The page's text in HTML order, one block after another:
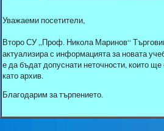
Уважаеми посетители,
Второ СУ „Проф. Никола Маринов“
актуализира с информацията за новата
е да бъдат допуснати неточности, които
като архив.
Благодарим за търпението.